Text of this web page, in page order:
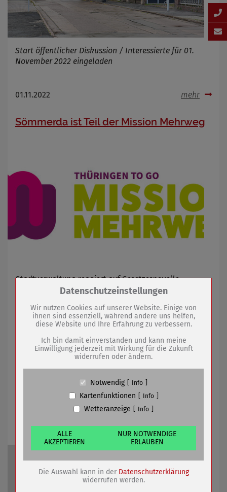
Start öffentlicher Diskussion / Interessierte für 01.
November 2022 eingeladen
01.11.2022 mehr
Sömmerda ist Teil der Mission Mehrweg
Stadtverwaltung reagiert auf Gesetzesnovelle
19.10.2022 mehr
Seniorensprechtunde des
Seniorenbeirates
Zum Betrieb der Seite notwendige Cookies /
Name
PHP Session Cookie
Anbieter
Eigentümer dieser Website (Wenko-
Wenselaar GmbH & Co. KG)
Absicherung Kontaktformular / SPAM
Cookiespeicherung Entscheidungscookie
Anbieter
Eigentümer dieser Website (Wenko-
Wenselaar GmbH & Co. KG)
Zweck
Speichert die Einstellungen der Besucher
bezüglich der Speicherung von Cookies.
Cookie Name
dywc
Cookie Laufzeit
1 Jahr
Datenschutzeinstellungen
Wir nutzen Cookies auf unserer Website. Einige von
ihnen sind essenziell, während andere uns helfen,
diese Website und Ihre Erfahrung zu verbessern.
Ich bin damit einverstanden und kann meine
Einwilligung jederzeit mit Wirkung für die Zukunft
widerrufen oder ändern.
Notwendig Info
Kartenfunktionen Info
Wetteranzeige Info
ALLE
AKZEPTIEREN
NUR NOTWENDIGE
ERLAUBEN
Die Auswahl kann in der Datenschutzerklärung
widerrufen werden.